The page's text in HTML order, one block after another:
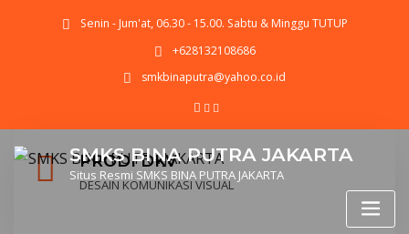
Senin - Jum'at, 06.30 - 15.00. Sabtu & Minggu TUTUP
+628132108686
smkbinaputra@yahoo.co.id
SMKS BINA PUTRA JAKARTA
Situs Resmi SMKS BINA PUTRA JAKARTA
PRODI DKV
DESAIN KOMUNIKASI VISUAL